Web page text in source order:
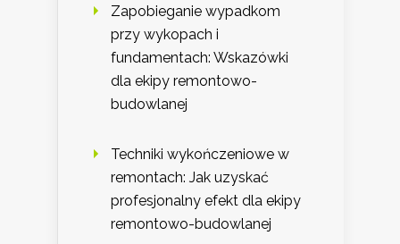
Zapobieganie wypadkom
przy wykopach i
fundamentach: Wskazówki
dla ekipy remontowo-
budowlanej
Techniki wykończeniowe w
remontach: Jak uzyskać
profesjonalny efekt dla ekipy
remontowo-budowlanej